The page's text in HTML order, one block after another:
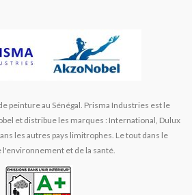
peinture au Sénégal. Prisma Industries est le
et distribue les marques : International, Dulux
les autres pays limitrophes. Le tout dans le
l'environnement et de la santé.